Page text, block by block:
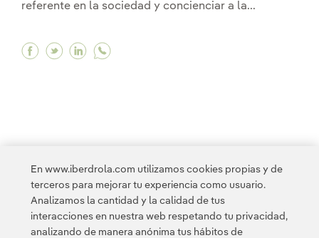
referente en la sociedad y concienciar a la...
Facebook La campeona paralímpica de
Twitter La campeona paralímpica de
Linkedin La campeona paralímpica
11 14 >
En www.iberdrola.com utilizamos cookies propias y de
terceros para mejorar tu experiencia como usuario.
Analizamos la cantidad y la calidad de tus
interacciones en nuestra web respetando tu privacidad,
analizando de manera anónima tus hábitos de